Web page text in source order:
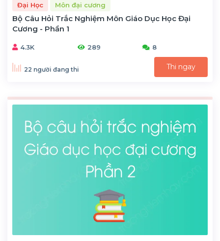
Đại Học Môn đại cương
Bộ Câu Hỏi Trắc Nghiệm Môn Giáo Dục Học Đại
Cương - Phần 1
4.3K 289 8
22 người đang thi Thi ngay